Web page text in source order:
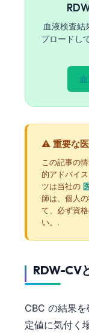
血液検査結
プロードし
⚠️ 重要な
この記事の
的アドバイ
ツは当社の
師は、個人
て、必ず資
い。.
RDW-CV
CBC の結果
定値に気付く